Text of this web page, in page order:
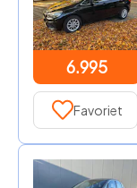
6.995
Favoriet